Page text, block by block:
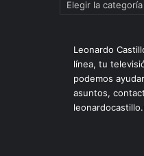
Leonardo
línea, tu
podemos
asuntos,